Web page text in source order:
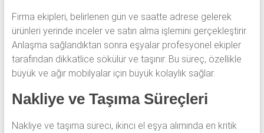
Firma ekipleri, belirlenen gün ve saatte adrese gelerek
ürünleri yerinde inceler ve satın alma işlemini gerçekleştirir.
Anlaşma sağlandıktan sonra eşyalar profesyonel ekipler
tarafından dikkatlice sökülür ve taşınır. Bu süreç, özellikle
büyük ve ağır mobilyalar için büyük kolaylık sağlar.
Nakliye ve Taşıma Süreçleri
Nakliye ve taşıma süreci, ikinci el eşya alımında en kritik